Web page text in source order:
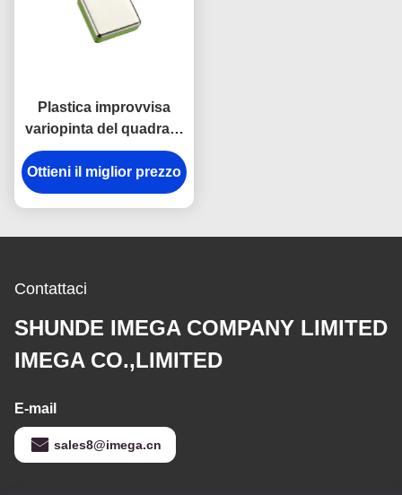
Plastica improvvisa
variopinta del quadrato
della catena chiave del
gancio dell'anti della
ruggine del metallo
chiave
Ottieni il miglior prezzo
Contattaci
SHUNDE IMEGA COMPANY LIMITED
IMEGA CO.,LIMITED
E-mail
sales8@imega.cn